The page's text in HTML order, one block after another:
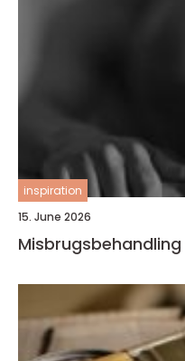
inspiration
15. June 2026